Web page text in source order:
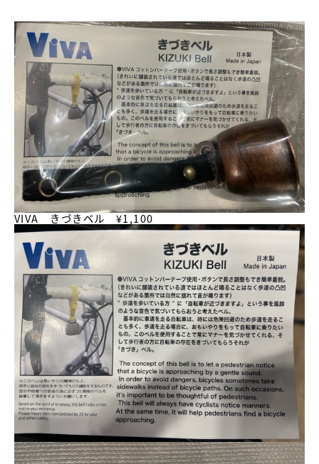
VIVA きづきベル ¥1,100